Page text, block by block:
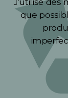
que